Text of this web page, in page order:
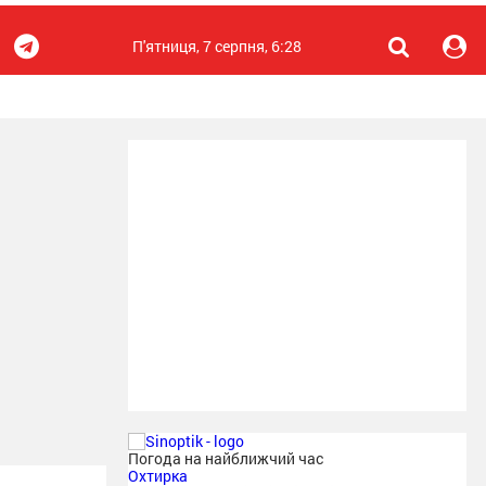
П'ятниця, 7 серпня, 6:28
Погода на найближчий час
Охтирка